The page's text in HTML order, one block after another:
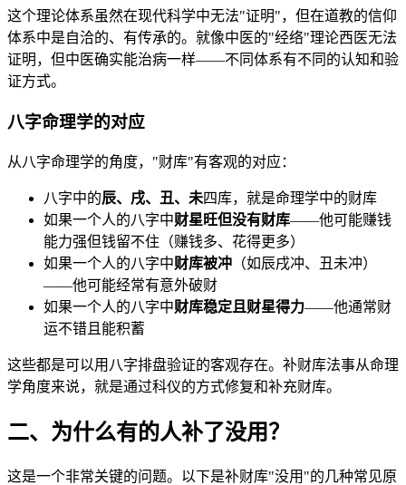
这个理论体系虽然在现代科学中无法"证明"，但在道教的信仰
体系中是自洽的、有传承的。就像中医的"经络"理论西医无法
证明，但中医确实能治病一样——不同体系有不同的认知和验
证方式。
八字命理学的对应
从八字命理学的角度，"财库"有客观的对应：
八字中的辰、戌、丑、未四库，就是命理学中的财库
如果一个人的八字中财星旺但没有财库——他可能赚钱
能力强但钱留不住（赚钱多、花得更多）
如果一个人的八字中财库被冲 （如辰戌冲、丑未冲）
——他可能经常有意外破财
如果一个人的八字中财库稳定且财星得力——他通常财
运不错且能积蓄
这些都是可以用八字排盘验证的客观存在。补财库法事从命理
学角度来说，就是通过科仪的方式修复和补充财库。
二、为什么有的人补了没用？
这是一个非常关键的问题。以下是补财库"没用"的几种常见原